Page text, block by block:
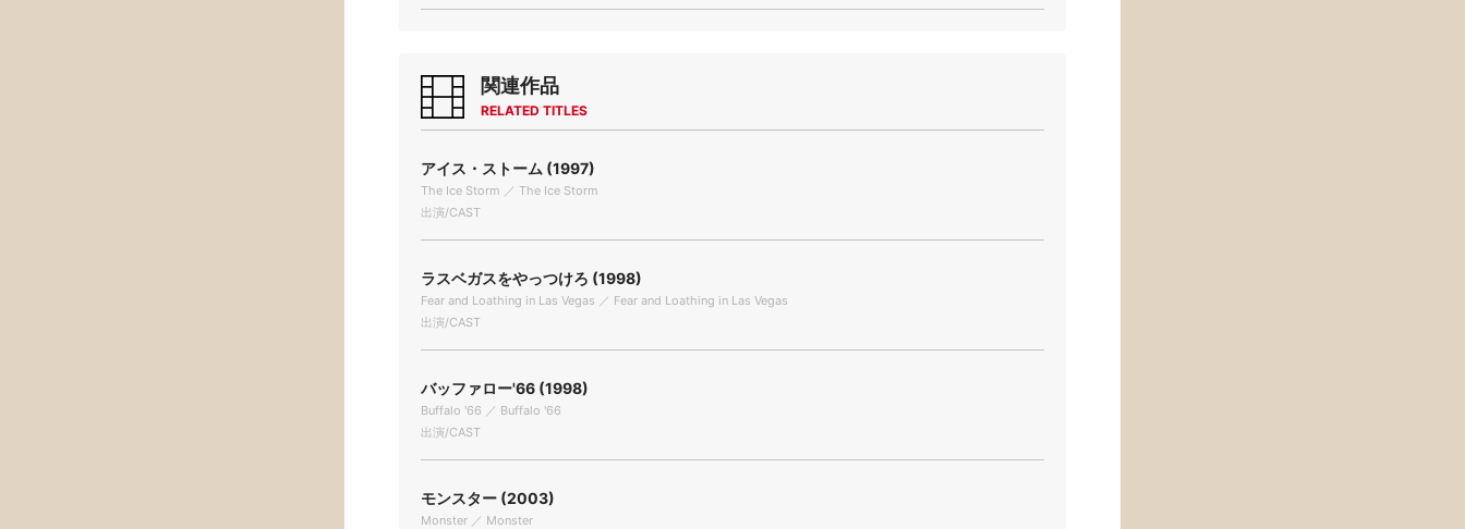
関連作品
RELATED TITLES
アイス・ストーム (1997)
The Ice Storm ／ The Ice Storm
出演/CAST
ラスベガスをやっつけろ (1998)
Fear and Loathing in Las Vegas ／ Fear and Loathing in Las Vegas
出演/CAST
バッファロー'66 (1998)
Buffalo '66 ／ Buffalo '66
出演/CAST
モンスター (2003)
Monster ／ Monster